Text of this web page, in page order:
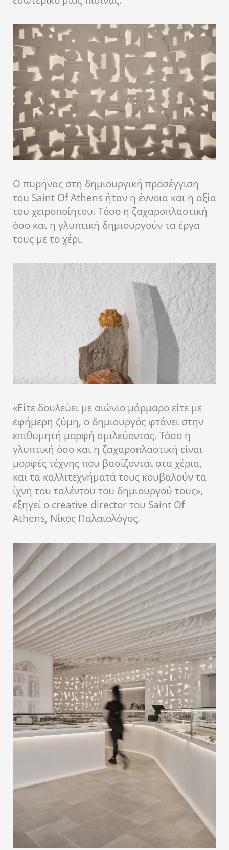
Ο πυρήνας στη δημιουργική προσέγγιση
του Saint Of Athens ήταν η έννοια και η αξία
του χειροποίητου. Τόσο η ζαχαροπλαστική
όσο και η γλυπτική δημιουργούν τα έργα
τους με το χέρι.
«Είτε δουλεύει με αιώνιο μάρμαρο είτε με
εφήμερη ζύμη, ο δημιουργός φτάνει στην
επιθυμητή μορφή σμιλεύοντας. Τόσο η
γλυπτική όσο και η ζαχαροπλαστική είναι
μορφές τέχνης που βασίζονται στα χέρια,
και τα καλλιτεχνήματά τους κουβαλούν τα
ίχνη του ταλέντου του δημιουργού τους»,
εξηγεί ο creative director του Saint Of
Athens, Nίκος Παλαιολόγος.